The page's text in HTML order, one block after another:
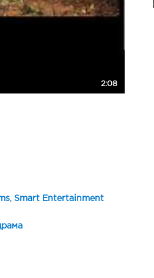
2:08
, Smart Entertainment